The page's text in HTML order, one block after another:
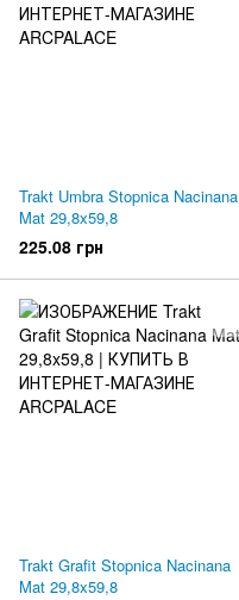
Trakt Umbra Stopnica Nacinana
Mat 29,8x59,8
225.08 грн
Trakt Grafit Stopnica Nacinana
Mat 29,8x59,8